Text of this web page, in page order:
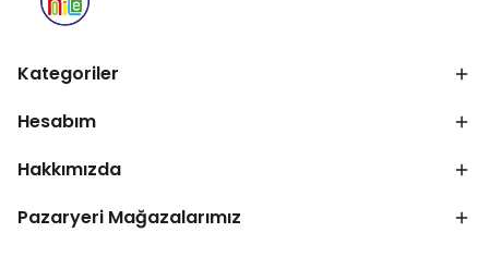
Kategoriler
Hesabım
Hakkımızda
Pazaryeri Mağazalarımız